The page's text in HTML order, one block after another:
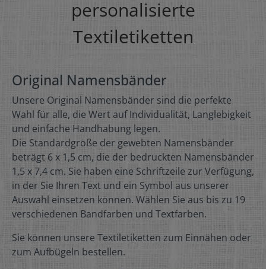
personalisierte
Textiletiketten
Original Namensbänder
Unsere Original Namensbänder sind die perfekte
Wahl für alle, die Wert auf Individualität, Langlebigkeit
und einfache Handhabung legen.
Die Standardgröße der gewebten Namensbänder
beträgt 6 x 1,5 cm, die der bedruckten Namensbänder
1,5 x 7,4 cm. Sie haben eine Schriftzeile zur Verfügung,
in der Sie Ihren Text und ein Symbol aus unserer
Auswahl einsetzen können. Wählen Sie aus bis zu 19
verschiedenen Bandfarben und Textfarben.
Sie können unsere Textiletiketten zum Einnähen oder
zum Aufbügeln bestellen.